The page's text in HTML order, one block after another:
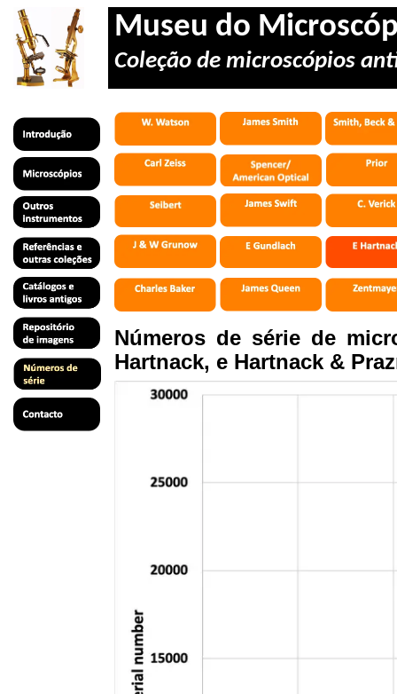
Museu do
Coleção de microscópios
Números de série de
Hartnack, e Hartnack &